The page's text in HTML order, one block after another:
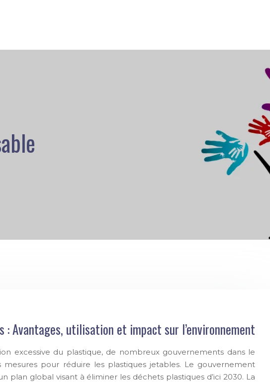
: Avantages, utilisation et impact sur l’environnement
excessive du plastique, de nombreux gouvernements dans le
pour réduire les plastiques jetables. Le gouvernement
plan global visant à éliminer les déchets plastiques d’ici 2030. La